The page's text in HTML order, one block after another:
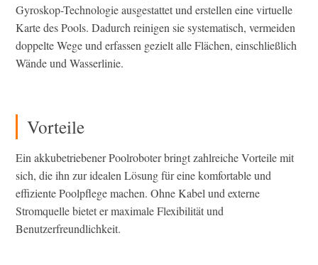
Gyroskop-Technologie ausgestattet und erstellen eine virtuelle
Karte des Pools. Dadurch reinigen sie systematisch, vermeiden
doppelte Wege und erfassen gezielt alle Flächen, einschließlich
Wände und Wasserlinie.
Vorteile
Ein akkubetriebener Poolroboter bringt zahlreiche Vorteile mit
sich, die ihn zur idealen Lösung für eine komfortable und
effiziente Poolpflege machen. Ohne Kabel und externe
Stromquelle bietet er maximale Flexibilität und
Benutzerfreundlichkeit.